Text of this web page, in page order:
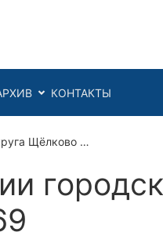
КОНТАКТЫ
Щёлково …